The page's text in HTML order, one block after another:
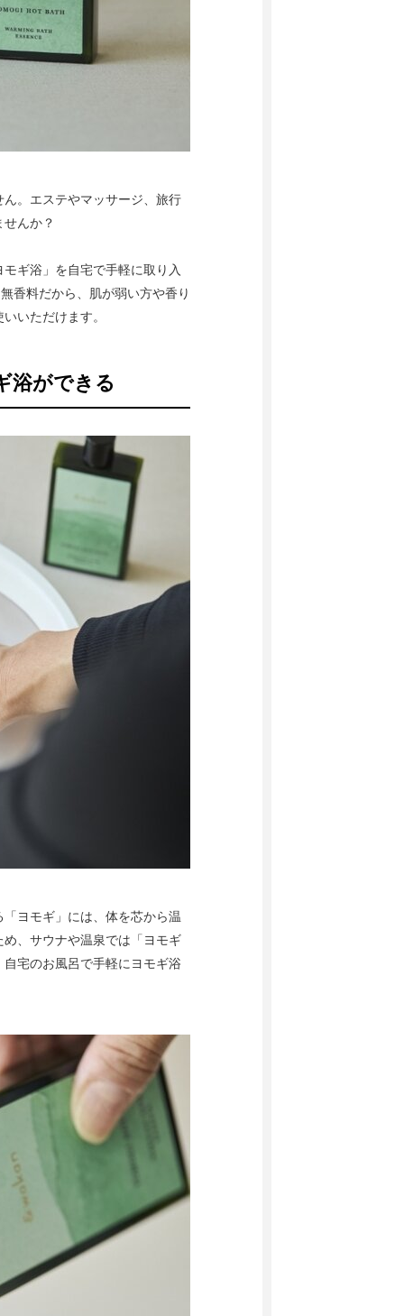
。エステやマッサージ、旅行
んか？
ギ浴」を自宅で手軽に取り入
香料だから、肌が弱い方や香り
いただけます。
浴ができる
ヨモギ」には、体を芯から温
、サウナや温泉では「ヨモギ
宅のお風呂で手軽にヨモギ浴